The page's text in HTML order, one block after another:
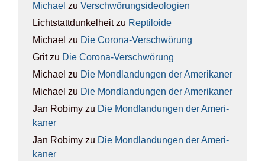
Michael zu Ver­schwö­rungs­ideo­lo­gien
Lichtstattdunkelheitzu Rep­ti­lo­ide
Michael zu Die Coro­na-Ver­schwö­rung
Gritzu Die Coro­na-Ver­schwö­rung
Michael zu Die Mond­lan­dun­gen der Ame­ri­ka­ner
Michael zu Die Mond­lan­dun­gen der Ame­ri­ka­ner
Jan Robimy zu Die Mond­lan­dun­gen der Ame­ri­
ka­ner
Jan Robimy zu Die Mond­lan­dun­gen der Ame­ri­
ka­ner